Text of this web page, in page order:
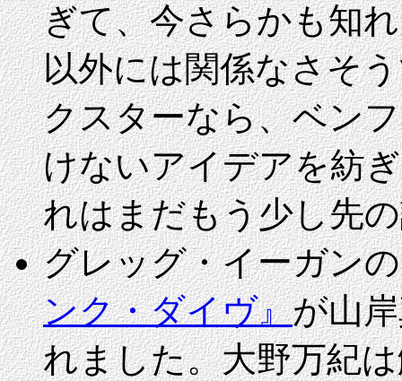
ぎて、今さらかも知
以外には関係なさそ
クスターなら、ベン
けないアイデアを紡
れはまだもう少し先
グレッグ・イーガン
ンク・ダイヴ』が山
れました。大野万紀